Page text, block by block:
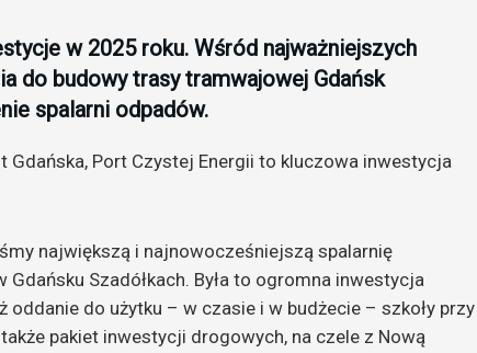
w 2025 roku. Wśród najważniejszych
do budowy trasy tramwajowej Gdańsk
spalarni odpadów.
Gdańska, Port Czystej Energii to kluczowa inwestycja
największą i najnowocześniejszą spalarnię
Gdańsku Szadółkach. Była to ogromna inwestycja
do użytku – w czasie i w budżecie – szkoły przy
pakiet inwestycji drogowych, na czele z Nową